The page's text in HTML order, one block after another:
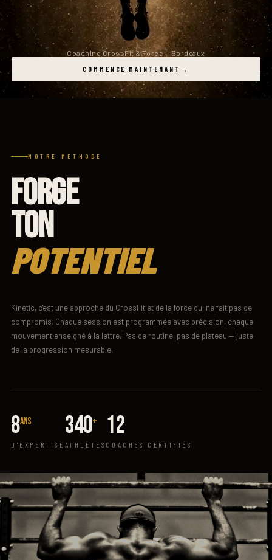
Coaching CrossFit & Force — Bordeaux
COMMENCE MAINTENANT →
NOTRE MÉTHODE
FORGE
TON
POTENTIEL
Kinetic, c'est une approche du CrossFit et de la force qui ne fait pas de
compromis. Chaque session est programmée avec précision, chaque
mouvement enseigné à la lettre. Pas de routine, pas de plateau — juste
de la progression mesurable.
8ans
D'EXPERTISE
340+
ATHLÈTES
12
COACHES CERTIFIÉS